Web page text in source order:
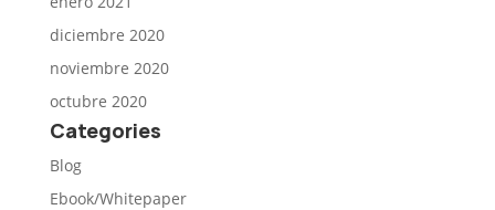
diciembre 2020
noviembre 2020
octubre 2020
Categories
Blog
Ebook/Whitepaper